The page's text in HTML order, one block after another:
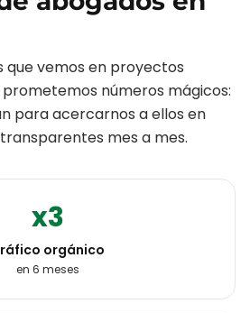
que vemos en proyectos
prometemos números mágicos:
para acercarnos a ellos en
mes a mes.
x3
orgánico
en 6 meses